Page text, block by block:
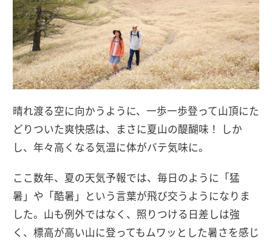
晴れ渡る空に向かうように、一歩一歩登って山頂にた
どりついた爽快感は、まさに夏山の醍醐味！ しか
し、年々高くなる気温に体がバテ気味に。
ここ数年、夏の天気予報では、毎日のように「猛
暑」や「酷暑」という言葉が飛び交うようになりま
した。山も例外ではなく、照りつける日差しは強
く、標高が高い山に登ってもムワッとした暑さを感じ